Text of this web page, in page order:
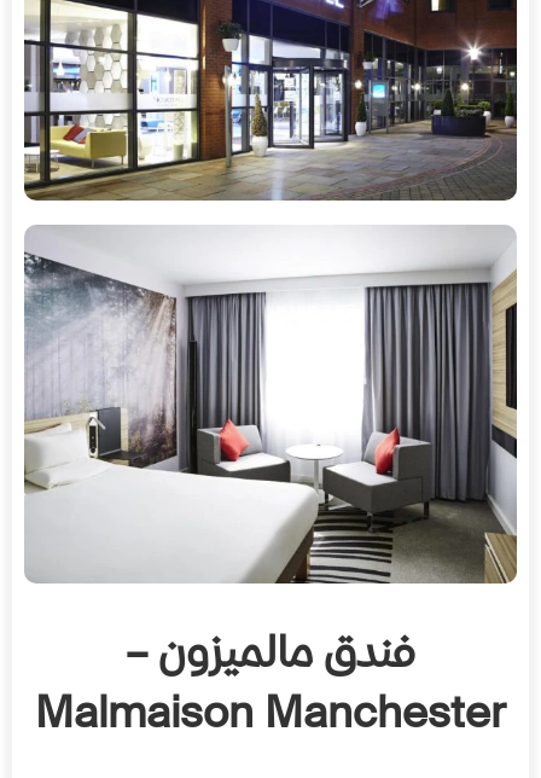
فندق مالميزون –
Malmaison Manchester